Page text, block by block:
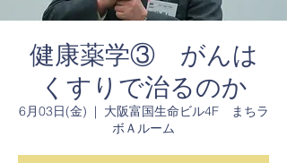
健康薬学③ がんは
くすりで治るのか
6月03日(金)
  |
大阪富国生命ビル4F まちラ
ボＡルーム